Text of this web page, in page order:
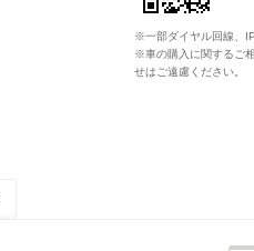
※一部ダイヤル回線、
※車の購入に関するご
せはご遠慮ください。